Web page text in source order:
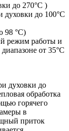
до 270°С )
духовки до 100°С
98 °С)
режим работы и
от 35°С
духовки до
обработка
горячего
в
приток